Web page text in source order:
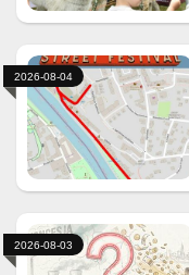
2026-08-04
2026-08-03